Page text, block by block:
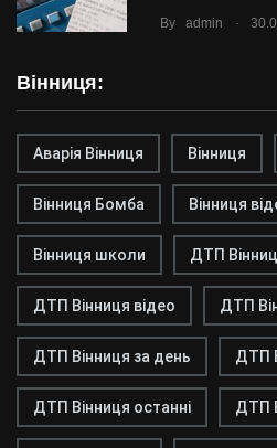
By admin .
Вінниця:
Аварія Вінниця Вінниця
Вінниця Бомба Вінниця
Вінниця школи ДТП
ДТП Вінниця відео ДТП
ДТП Вінниця за день ДТП
ДТП Вінниця останні ДТП